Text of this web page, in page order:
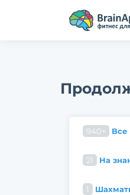
940+ Все
21 На
1